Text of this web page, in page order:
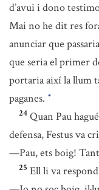
d’avui i dono
Mai no he dit res
anunciar que
que seria el primer
portaria així la llum
paganes. *
24 Quan Pau
defensa, Festus va
—Pau, ets boig!
25 Ell li va